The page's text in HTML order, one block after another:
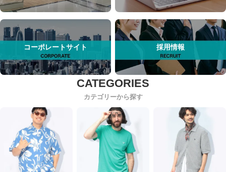
コーポレートサイト 採用情報
カテゴリーから探す